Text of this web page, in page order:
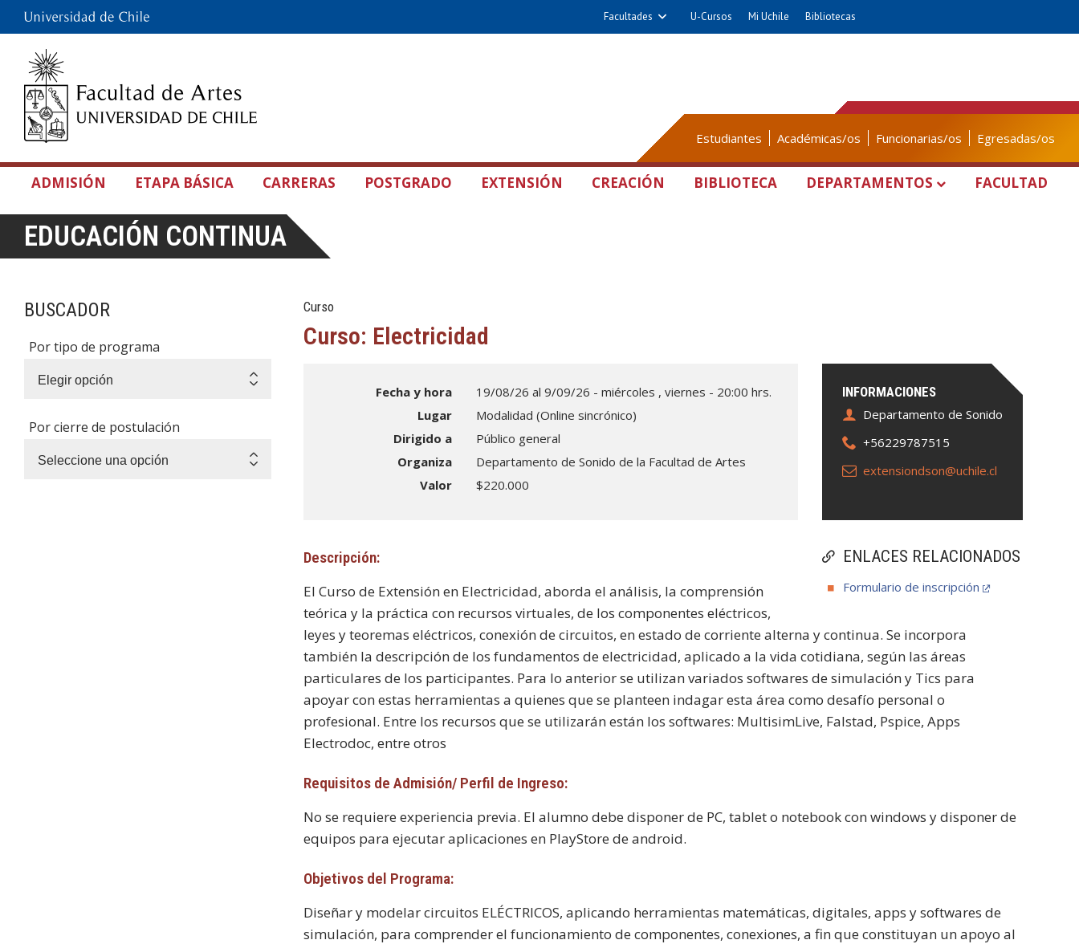
Facultades U-Cursos Mi Uchile Bibliotecas
Estudiantes Académicas/os Funcionarias/os Egresadas/os
ADMISIÓN ETAPA BÁSICA CARRERAS POSTGRADO EXTENSIÓN CREACIÓN BIBLIOTECA DEPARTAMENTOS FACULTAD
EDUCACIÓN CONTINUA
BUSCADOR
Por tipo de programa
Por cierre de postulación
Curso
Curso: Electricidad
INFORMACIONES
Departamento de Sonido
+56229787515
extensiondson@uchile.cl
Fecha y hora
19/08/26 al 9/09/26 - miércoles , viernes - 20:00 hrs.
Lugar
Modalidad (Online sincrónico)
Dirigido a
Público general
Organiza
Departamento de Sonido de la Facultad de Artes
Valor
$220.000
ENLACES RELACIONADOS
Formulario de inscripción
Descripción:
El Curso de Extensión en Electricidad, aborda el análisis, la comprensión
teórica y la práctica con recursos virtuales, de los componentes eléctricos,
leyes y teoremas eléctricos, conexión de circuitos, en estado de corriente alterna y continua. Se incorpora
también la descripción de los fundamentos de electricidad, aplicado a la vida cotidiana, según las áreas
particulares de los participantes. Para lo anterior se utilizan variados softwares de simulación y Tics para
apoyar con estas herramientas a quienes que se planteen indagar esta área como desafío personal o
profesional. Entre los recursos que se utilizarán están los softwares: MultisimLive, Falstad, Pspice, Apps
Electrodoc, entre otros
Requisitos de Admisión/ Perfil de Ingreso:
No se requiere experiencia previa. El alumno debe disponer de PC, tablet o notebook con windows y disponer de
equipos para ejecutar aplicaciones en PlayStore de android.
Objetivos del Programa:
Diseñar y modelar circuitos ELÉCTRICOS, aplicando herramientas matemáticas, digitales, apps y softwares de
simulación, para comprender el funcionamiento de componentes, conexiones, a fin que constituyan un apoyo al